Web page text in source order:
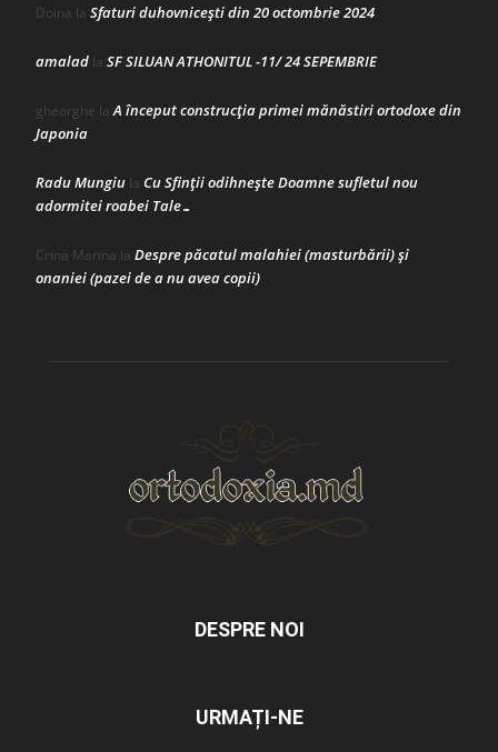
Doina la Sfaturi duhovnicești din 20 octombrie 2024
amalad la SF SILUAN ATHONITUL -11/ 24 SEPEMBRIE
gheorghe laA început construcţia primei mănăstiri ortodoxe din
Japonia
Radu Mungiu la Cu Sfinții odihnește Doamne sufletul nou
adormitei roabei Tale…
Crina Marina la Despre păcatul malahiei (masturbării) şi
onaniei (pazei de a nu avea copii)
DESPRE NOI
URMAȚI-NE